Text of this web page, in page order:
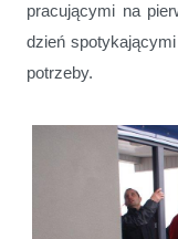
pracującymi na
dzień
potrzeby.